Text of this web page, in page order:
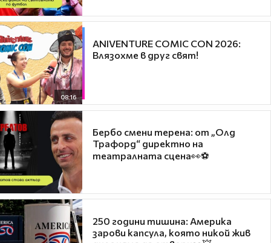
08:16
ANIVENTURE COMIC CON 2026:
Влязохме в друг свят!
Бербо смени терена: от „Олд
Трафорд“ директно на
театралната сцена👀⚽
250 години тишина: Америка
зарови капсула, която никой жив